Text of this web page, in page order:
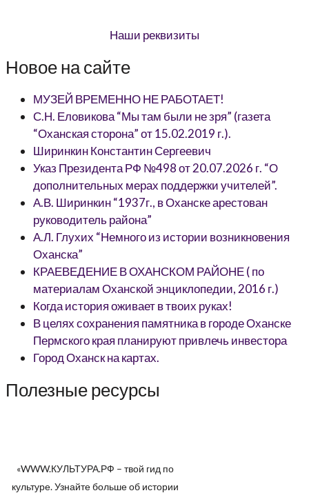
Наши реквизиты
Новое на сайте
МУЗЕЙ ВРЕМЕННО НЕ РАБОТАЕТ!
С.Н. Еловикова “Мы там были не зря” (газета
“Оханская сторона” от 15.02.2019 г.).
Ширинкин Константин Сергеевич
Указ Президента РФ №498 от 20.07.2026 г. “О
дополнительных мерах поддержки учителей”.
А.В. Ширинкин “1937г., в Оханске арестован
руководитель района”
А.Л. Глухих “Немного из истории возникновения
Оханска”
КРАЕВЕДЕНИЕ В ОХАНСКОМ РАЙОНЕ ( по
материалам Оханской энциклопедии, 2016 г.)
Когда история оживает в твоих руках!
В целях сохранения памятника в городе Оханске
Пермского края планируют привлечь инвестора
Город Оханск на картах.
Полезные ресурсы
«WWW.КУЛЬТУРА.РФ – твой гид по
культуре. Узнайте больше об истории